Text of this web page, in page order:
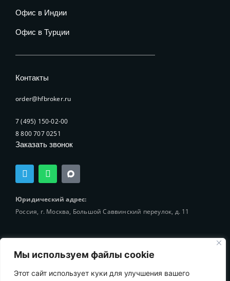
Мы используем файлы cookie
Этот сайт использует куки для улучшения вашего
Офис в Индии
Офис в Турции
Контакты
order@hfbroker.ru
7 (495) 150-02-00
8 800 707 0251
Заказать звонок
T
e
e
r
W
h
t
a
Юридический адрес:
Россия, г. Москва, Большой Саввинский переулок, д. 11
© 2002-2025 Holding-Finance Broker